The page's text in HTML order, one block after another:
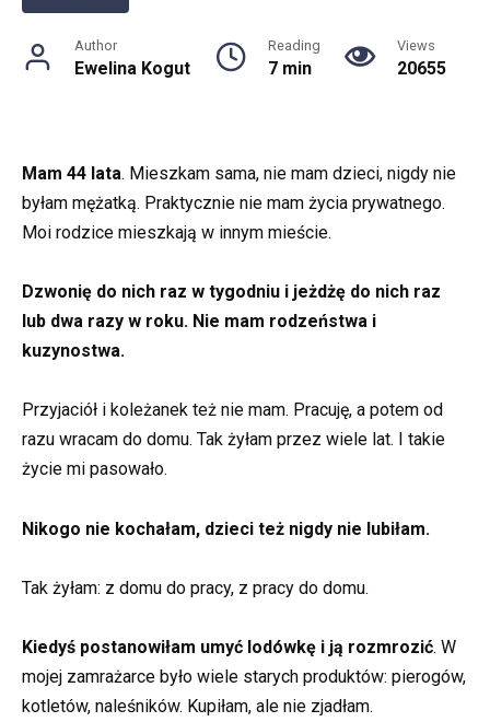
Author
Ewelina Kogut
Reading
7 min
Views
20655
Mam 44 lata. Mieszkam sama, nie mam dzieci, nigdy nie
byłam mężatką. Praktycznie nie mam życia prywatnego.
Moi rodzice mieszkają w innym mieście.
Dzwonię do nich raz w tygodniu i jeżdżę do nich raz
lub dwa razy w roku. Nie mam rodzeństwa i
kuzynostwa.
Przyjaciół i koleżanek też nie mam. Pracuję, a potem od
razu wracam do domu. Tak żyłam przez wiele lat. I takie
życie mi pasowało.
Nikogo nie kochałam, dzieci też nigdy nie lubiłam.
Tak żyłam: z domu do pracy, z pracy do domu.
Kiedyś postanowiłam umyć lodówkę i ją rozmrozić. W
mojej zamrażarce było wiele starych produktów: pierogów,
kotletów, naleśników. Kupiłam, ale nie zjadłam.